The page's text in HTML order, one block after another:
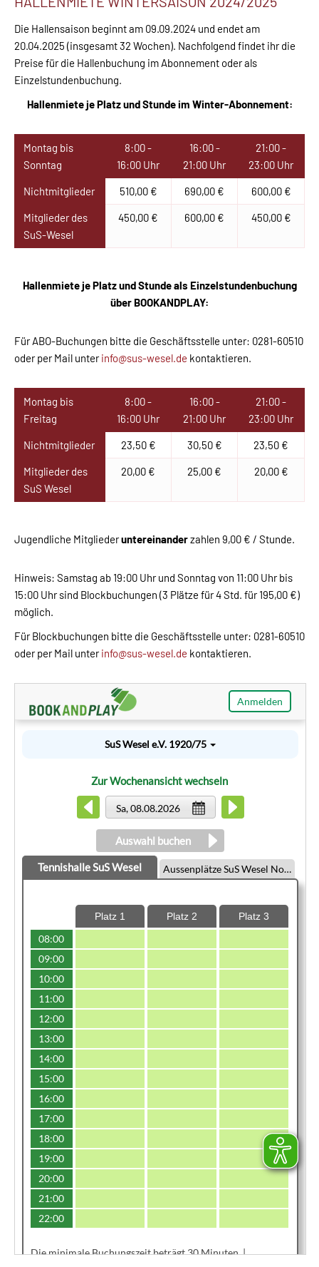
Die Hallensaison beginnt am 09.09.2024 und endet am
20.04.2025 (insgesamt 32 Wochen). Nachfolgend findet ihr die
Preise für die Hallenbuchung im Abonnement oder als
Einzelstundenbuchung.
Hallenmiete je Platz und Stunde im Winter-Abonnement:
Montag bis
Sonntag
8:00 -
16:00 Uhr
16:00 -
21:00 Uhr
21:00 -
23:00 Uhr
Nichtmitglieder 510,00 € 690,00 € 600,00 €
Mitglieder des
SuS-Wesel
450,00 € 600,00 € 450,00 €
Hallenmiete je Platz und Stunde als Einzelstundenbuchung
über BOOKANDPLAY:
Für ABO-Buchungen bitte die Geschäftsstelle unter: 0281-60510
oder per Mail unterinfo@sus-wesel.de kontaktieren.
Montag bis
Freitag
8:00 -
16:00 Uhr
16:00 -
21:00 Uhr
21:00 -
23:00 Uhr
Nichtmitglieder 23,50 € 30,50 € 23,50 €
Mitglieder des
SuS Wesel
20,00 € 25,00 € 20,00 €
Jugendliche Mitgliederuntereinanderzahlen 9,00 € / Stunde.
Hinweis: Samstag ab 19:00 Uhr und Sonntag von 11:00 Uhr bis
15:00 Uhr sind Blockbuchungen (3 Plätze für 4 Std. für 195,00 €)
möglich.
Für Blockbuchungen bitte die Geschäftsstelle unter: 0281-60510
oder per Mail unterinfo@sus-wesel.de kontaktieren.